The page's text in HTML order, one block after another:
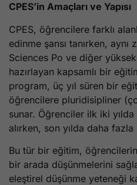
CPES’in Amaçları ve Yapısı
CPES, öğrencilere farklı
edinme şansı tanırken, aynı
Sciences Po ve diğer
hazırlayan kapsamlı bir
program, üç yıl süren bir
öğrencilere pluridisipliner
sunar. Öğrenciler ilk iki
alırken, son yılda daha
Bu tür bir eğitim,
bir arada düşünmelerini
eleştirel düşünme yeteneği